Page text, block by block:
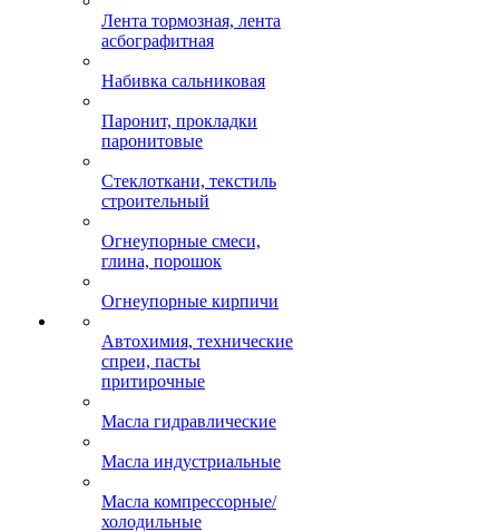
Лента тормозная, лента
асбографитная
Набивка сальниковая
Паронит, прокладки
паронитовые
Стеклоткани, текстиль
строительный
Огнеупорные смеси,
глина, порошок
Огнеупорные кирпичи
Автохимия, технические
спреи, пасты
притирочные
Масла гидравлические
Масла индустриальные
Масла компрессорные/
холодильные